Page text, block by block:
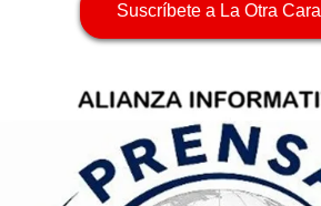
Suscríbete a La Otra Cara